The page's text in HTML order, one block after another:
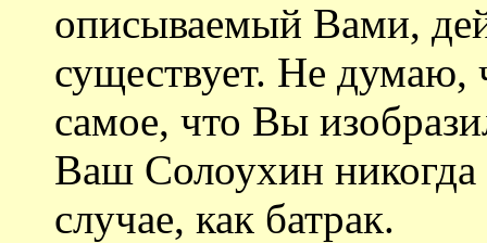
описываемый Вами,
существует. Не думаю,
самое, что Вы
Ваш Солоухин никогда
случае, как батрак.